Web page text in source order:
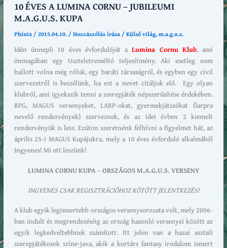
10 ÉVES A LUMINA CORNU – JUBILEUMI
M.A.G.U.S. KUPA
Phinix /2015.04.10. /Hozzászólás írása /Külső világ,m.a.g.u.s.
Idén ünnepli 10 éves évfordulóját aLumina Cornu Klub, ami
önmagában egy tiszteletreméltó teljesítmény. Aki esetleg nem
hallott volna még róluk, egy baráti társaságról, és egyben egy civil
szervezetről is beszélünk, ha ezt a nevet citáljuk elő. Egy olyan
klubról, ami igyekszik tenni a szerepjáték népszerűsítése érdekében.
RPG, MAGUS versenyeket, LARP-okat, gyermekjátszókat (larpra
nevelő rendezvények) szerveznek, és az idei évben 2 kiemelt
rendezvényük is lesz. Ezúton szeretnénk felhívni a figyelmet hát, az
április 25-i MAGUS Kupájukra, mely a 10 éves évforduló alkalmából
Ingyenes! Mi ott leszünk!
LUMINA CORNU KUPA – ORSZÁGOS M.A.G.U.S. VERSENY
INGYENES CSAK REGISZTRÁCIÓHOZ KÖTÖTT JELENTKEZÉS!
A klub egyik legismertebb országos versenysorozata volt, mely 2006-
ban indult és megrendezéséig az ország hasonló versenyei között az
egyik legkedveltebbnek számított. Itt jelen van a hazai asztali
szerepjátékosok színe-java, akik a kortárs fantasy irodalom ismert